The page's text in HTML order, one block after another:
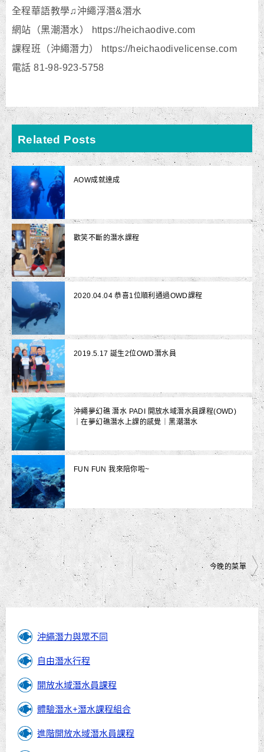
全程華語教學♫沖繩浮潛&潛水
網站（黑潮潛水） https://heichaodive.com
課程班（沖繩潛力） https://heichaodivelicense.com
電話 81-98-923-5758
Related Posts
AOW成就達成
歡笑不斷的潛水課程
2020.04.04 恭喜1位順利通過OWD課程
2019.5.17 誕生2位OWD潛水員
沖繩夢幻礁 潛水 PADI 開放水域潛水員課程(OWD)
｜在夢幻礁潛水上課的感覺｜黑潮潛水
FUN FUN 我來陪你啦~
章
導
覽
今晚的菜單
沖繩潛力與眾不同
自由潛水行程
開放水域潛水員課程
體驗潛水+潛水課程組合
進階開放水域潛水員課程